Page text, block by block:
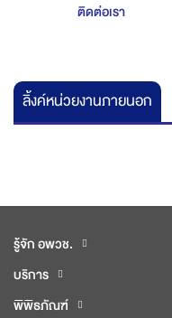
ติดต่อเรา
ลิ้งค์หน่วยงานภายนอก
รู้จัก อพวช.
บริการ
พิพิธภัณฑ์